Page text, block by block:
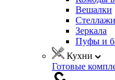
Вешалки
Стеллажи
Зеркала
Пуфы и
Кухни
Готовые